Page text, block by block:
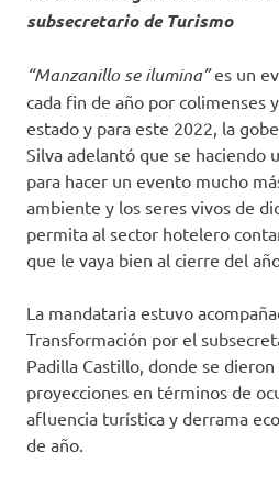
subsecretario de Turismo
“Manzanillo se ilumina”es un
cada fin de año por colimenses
estado y para este 2022, la
Silva adelantó que se haciendo
para hacer un evento mucho
ambiente y los seres vivos de
permita al sector hotelero
que le vaya bien al cierre del
La mandataria estuvo
Transformación por el
Padilla Castillo, donde se dieron
proyecciones en términos de
afluencia turística y derrama
de año.